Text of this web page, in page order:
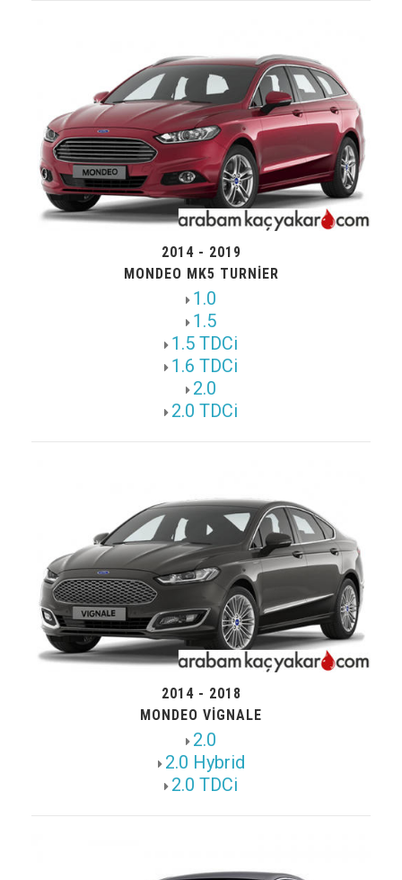
2014 - 2019
MONDEO MK5 TURNIER
1.0
1.5
1.5 TDCi
1.6 TDCi
2.0
2.0 TDCi
2014 - 2018
MONDEO VIGNALE
2.0
2.0 Hybrid
2.0 TDCi